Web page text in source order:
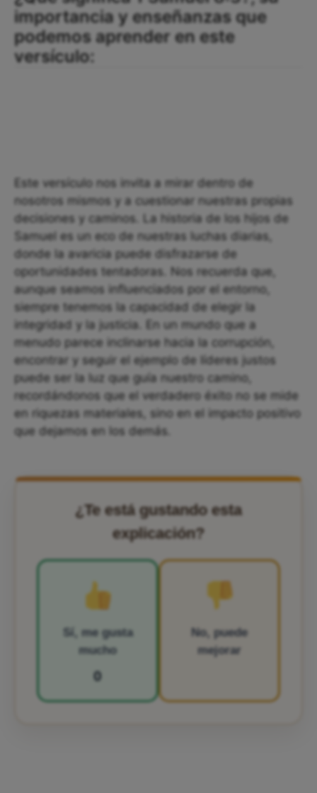
importancia y enseñanzas que
podemos aprender en este
versículo:
Este versículo nos invita a mirar dentro de
nosotros mismos y a cuestionar nuestras propias
decisiones y caminos. La historia de los hijos de
Samuel es un eco de nuestras luchas diarias,
donde la avaricia puede disfrazarse de
oportunidades tentadoras. Nos recuerda que,
aunque seamos influenciados por el entorno,
siempre tenemos la capacidad de elegir la
integridad y la justicia. En un mundo que a
menudo parece inclinarse hacia la corrupción,
encontrar y seguir el ejemplo de líderes justos
puede ser la luz que guía nuestro camino,
recordándonos que el verdadero éxito no se mide
en riquezas materiales, sino en el impacto positivo
que dejamos en los demás.
¿Te está gustando esta
explicación?
Sí, me gusta
mucho
0
No, puede
mejorar